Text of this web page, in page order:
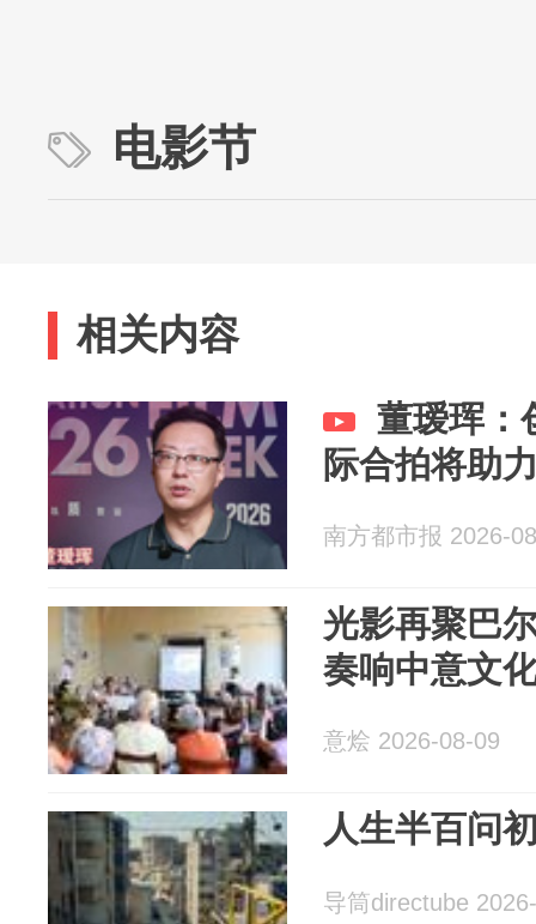
电影节
相关内容
董瑷珲：
际合拍将助
南方都市报 2026-
光影再聚巴
奏响中意文
意烩 2026-08-09
人生半百问
导筒directube